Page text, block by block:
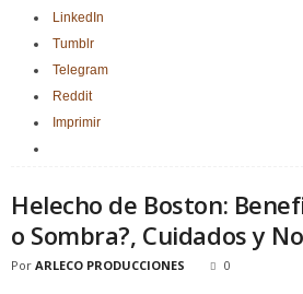
LinkedIn
Tumblr
Telegram
Reddit
Imprimir
Helecho de Boston:
o Sombra?, Cuidados y
Por ARLECO PRODUCCIONES 0